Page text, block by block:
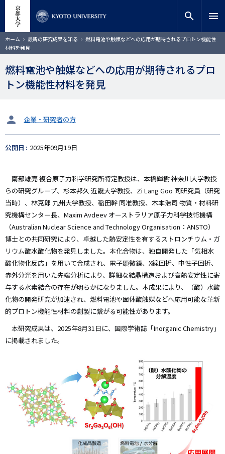
コ
ン
テ
ン
ツ
サイト内検索
検索
search menu
ホーム 最新の研究成果を知る
燃料電池や触媒などへの応用が期待されるプロトン機能性
材料を発見
燃料電池や触媒などへの応用が期待されるプロ
トン機能性材料を発見
タ
ッ
企業・研究者の方
公開日 2025年09月19日
南部雄亮 複合原子力科学研究所特定教授は、本橋輝樹 神奈川大学教授
らの研究グループ、杉本邦久 近畿大学教授、Zi Lang Goo 同研究員（研究
当時）、林克郎 九州大学教授、稲田幹 同准教授、木本浩司 物質・材料研
究機構センター長、Maxim Avdeev オーストラリア原子力科学技術機構
（Australian Nuclear Science and Technology Organisation：ANSTO）
博士との共同研究により、卓越した熱安定性を有するストロンチウム・ガ
リウム酸水酸化物を発見しました。本化合物は、独自開発した「気相水
酸化物化反応」を用いて合成され、電子顕微鏡、X線回折、中性子回折、
赤外分光を用いた先端分析により、詳細な結晶構造および高熱安定性に寄
与する水素結合の存在が明らかになりました。本成果により、（酸）水酸
化物の開発研究が加速され、燃料電池や固体酸触媒などへ応用可能な革新
的プロトン機能性材料の創製に繋がる可能性があります。
本研究成果は、2025年8月31日に、国際学術誌「Inorganic Chemistry」
に掲載されました。